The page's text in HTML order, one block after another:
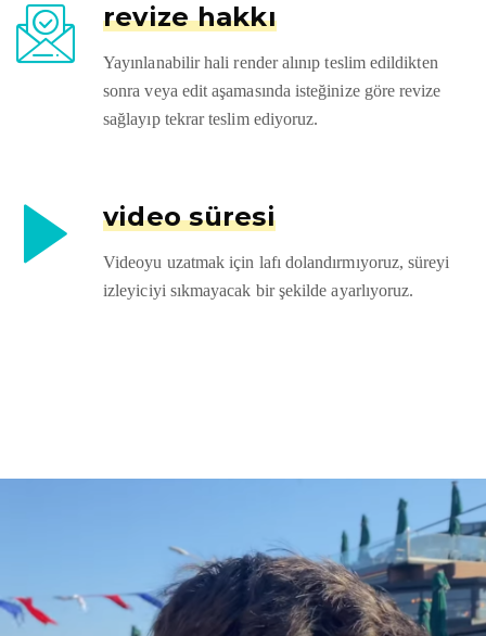
revize hakkı
Yayınlanabilir hali render alınıp teslim edildikten
sonra veya edit aşamasında isteğinize göre revize
sağlayıp tekrar teslim ediyoruz.
video süresi
Videoyu uzatmak için lafı dolandırmıyoruz, süreyi
izleyiciyi sıkmayacak bir şekilde ayarlıyoruz.